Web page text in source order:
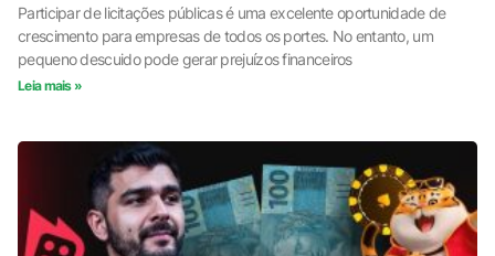
Participar de licitações públicas é uma excelente oportunidade de
crescimento para empresas de todos os portes. No entanto, um
pequeno descuido pode gerar prejuízos financeiros
Leia mais »